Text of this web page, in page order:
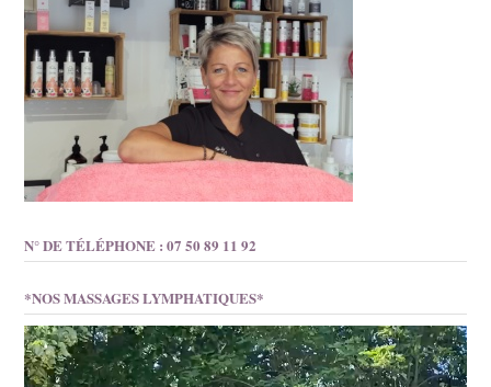
N° DE TÉLÉPHONE : 07 50 89 11 92
*NOS MASSAGES LYMPHATIQUES*
Lecteur
vidéo